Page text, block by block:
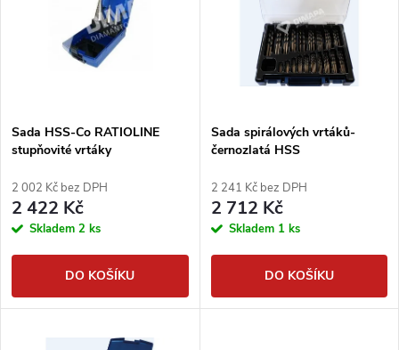
p
r
o
u
s
p
r
o
d
Sada HSS-Co RATIOLINE
stupňovité vrtáky
2 002 Kč bez DPH
2 422 Kč
Skladem 2 ks
DO KOŠÍKU
Sada spirálových vrtáků-
černozlatá HSS
2 241 Kč bez DPH
2 712 Kč
Skladem 1 ks
DO KOŠÍKU